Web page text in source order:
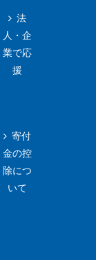
法
人・企
業で応
援
寄付
金の控
除につ
いて